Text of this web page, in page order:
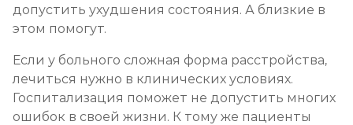
допустить ухудшения состояния. А близкие в
этом помогут.
Если у больного сложная форма расстройства,
лечиться нужно в клинических условиях.
Госпитализация поможет не допустить многих
ошибок в своей жизни. К тому же пациенты